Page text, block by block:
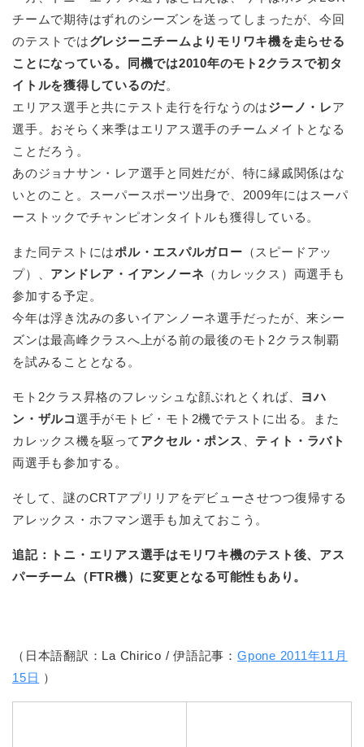
チームで期待はずれのシーズンを送ってしまったが、今回
のテストではグレジーニチームよりモリワキ機を走らせる
ことになっている。同機では2010年のモト2クラスで初タ
イトルを獲得しているのだ。
エリアス選手と共にテスト走行を行なうのはジーノ・レア
選手。おそらく来季はエリアス選手のチームメイトとなる
ことだろう。
あのジョナサン・レア選手と同姓だが、特に縁戚関係はな
いとのこと。スーパースポーツ出身で、2009年にはスーパ
ーストックでチャンピオンタイトルも獲得している。
また同テストにはポル・エスパルガロー （スピードアッ
プ）、 アンドレア・イアンノーネ （カレックス）両選手も
参加する予定。
今年は浮き沈みの多いイアンノーネ選手だったが、来シー
ズンは最高峰クラスへ上がる前の最後のモト2クラス制覇
を試みることとなる。
モト2クラス昇格のフレッシュな顔ぶれとくれば、 ヨハ
ン・ザルコ選手がモトビ・モト2機でテストに出る。また
カレックス機を駆って アクセル・ポンス
ティト・ラバト
両選手も参加する。
そして、謎のCRTアプリリアをデビューさせつつ復帰する
アレックス・ホフマン選手も加えておこう。
追記：トニ・エリアス選手はモリワキ機のテスト後、アス
パーチーム（FTR機）に変更となる可能性もあり。
（日本語翻訳：La Chirico / 伊語記事： Gpone 2011年11月
15日 ）